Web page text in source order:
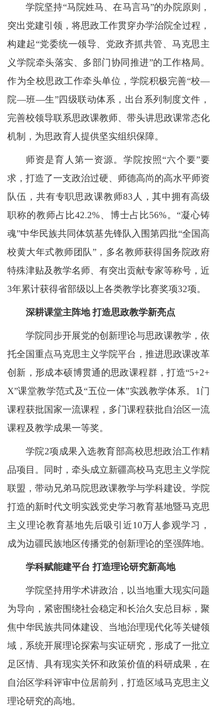
学院坚持“马院姓马、在马言马”的办院原则，
突出党建引领，将思政工作贯穿办学治院全过程，
构建起“党委统一领导、党政齐抓共管、马克思主
义学院牵头落实、多部门协同推进”的工作格局。
作为全校思政工作牵头单位，学院积极完善“校—
院—班—生”四级联动体系，出台系列制度文件，
完善校领导联系思政课教师、带头讲思政课常态化
机制，为思政育人提供坚实组织保障。
师资是育人第一资源。学院按照“六个要”要
求，打造了一支政治过硬、师德高尚的高水平师资
队伍，共有专职思政课教师83人，其中拥有高级
职称的教师占比42.2%、博士占比56%。“凝心铸
魂”中华民族共同体筑基先锋队入围第四批“全国高
校黄大年式教师团队”，多名教师获得国务院政府
特殊津贴及教学名师、有突出贡献专家等称号，近
3年累计获得省部级以上各类教学比赛奖项32项。
深耕课堂主阵地 打造思政教学新亮点
学院同步开展党的创新理论与思政课教学，依
托全国重点马克思主义学院平台，推进思政课改革
创新，形成本硕博贯通的思政课程群，打造“5+2+
X”课堂教学范式及“五位一体”实践教学体系。1门
课程获批国家一流课程，多门课程获批自治区一流
课程及教学成果一等奖。
学院2项成果入选教育部高校思想政治工作精
品项目。同时，牵头成立新疆高校马克思主义学院
联盟，带动兄弟马院思政课教学与学科建设。学院
打造的新时代文明实践党史学习教育基地暨马克思
主义理论教育基地先后吸引近10万人参观学习，
成为边疆民族地区传播党的创新理论的坚强阵地。
学科赋能建平台 打造理论研究新高地
学院坚持用学术讲政治，以当地重大现实问题
为导向，紧密围绕社会稳定和长治久安总目标，聚
焦中华民族共同体建设、当地治理现代化等关键领
域，系统开展理论探索与实证研究，形成了一批立
足区情、具有现实关怀和政策价值的科研成果，在
自治区学科评审中位居前列，打造区域马克思主义
理论研究的高地。